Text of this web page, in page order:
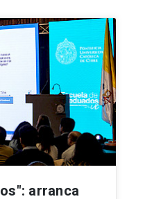
arranca